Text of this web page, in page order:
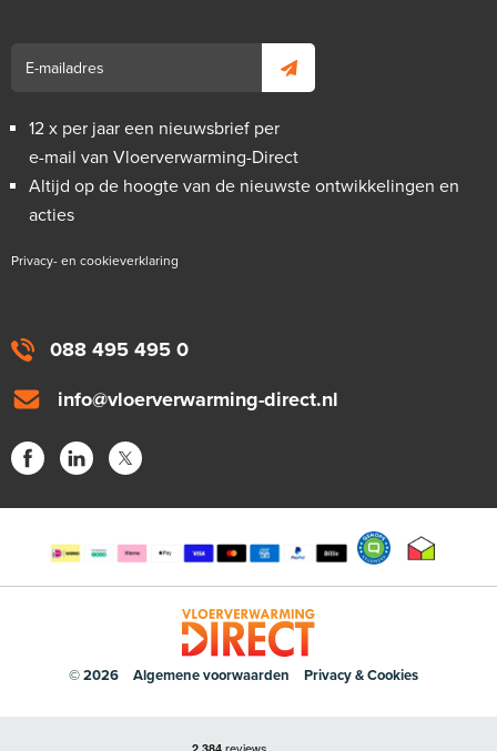
088 495 495 0
info@vloerverwarming-direct.nl
12 x per jaar een nieuwsbrief per
e-mail van Vloerverwarming-Direct
Altijd op de hoogte van de nieuwste ontwikkelingen en
acties
Privacy- en cookieverklaring
© 2026 Algemene voorwaarden Privacy & Cookies